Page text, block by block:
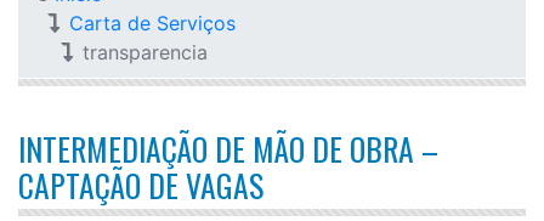
Carta de Serviços
transparencia
INTERMEDIAÇÃO DE MÃO DE OBRA –
CAPTAÇÃO DE VAGAS